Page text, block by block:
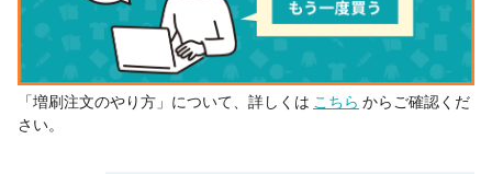
「増刷注文のやり方」について、詳しくは こちら からご確認くだ
さい。